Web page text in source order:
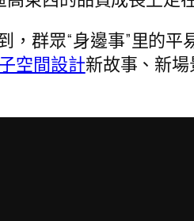
群眾“身邊事”里的平
空間設計新故事、新